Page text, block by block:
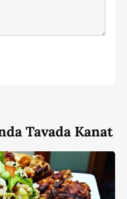
Tavada Kanat